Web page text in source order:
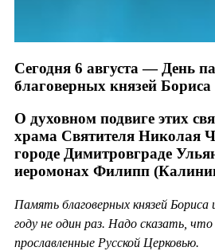
Сегодня 6 августа — День
благоверных князей Бориса
О духовном подвиге этих
храма Святителя Николая
городе Димитровграде
иеромонах Филипп
Память благоверных князей Бориса
году не один раз. Надо сказать,
прославленные Русской Церковью.